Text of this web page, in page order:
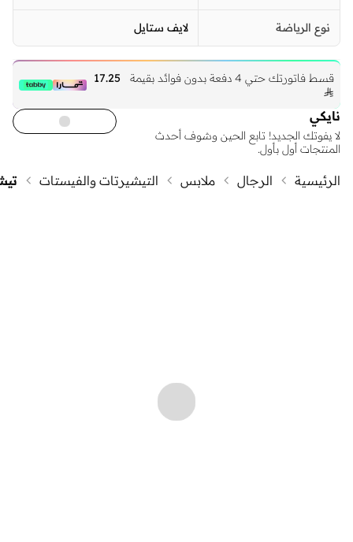
نوع الرياضة لايف ستايل
قسط فاتورتك حتي 4 دفعة بدون فوائد بقيمة
17.25

نايكي
لا يفوتك الجديد! تابع الحين وشوف أحدث
المنتجات أول بأول.
الرئيسية الرجال ملابس التيشيرتات والفيستات